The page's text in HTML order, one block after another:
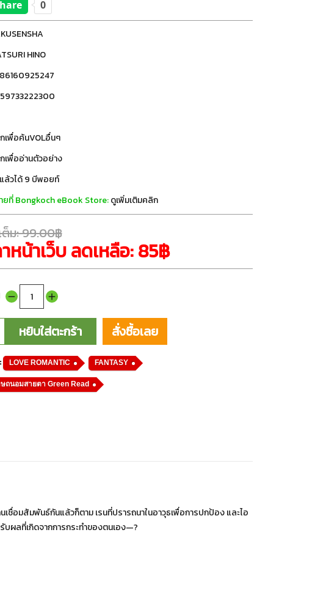
HINO
เพื่อค้นVOLอื่นๆ
เพื่ออ่านตัวอย่าง
ล้วได้ 9 บีพอยท์
ยที่ Bongkoch eBook Store:ดูเพิ่มเติมคลิก
ต็ม: 99.00฿
หน้าเว็บ ลดเหลือ: 85฿
หยิบใส่ตะกร้า
LOVE ROMANTIC FANTASY
ถนอมสายตา Green Read
ชื่อมสัมพันธ์กันแล้วก็ตาม เรนที่ปรารถนาในอาวุธเพื่อการปกป้อง และไอ
บผลที่เกิดจากการกระทำของตนเอง—?